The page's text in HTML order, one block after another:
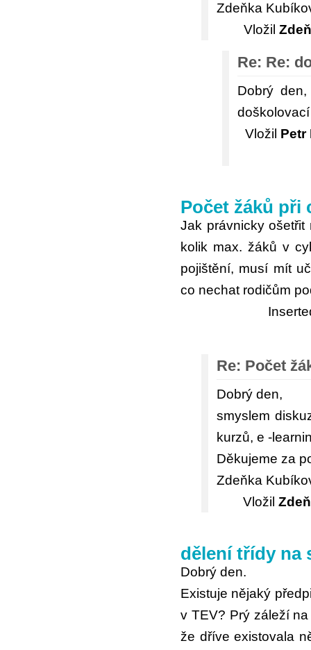
Zdeňka
Vložil
Re: Re:
Dobrý
Vložil Petr
Počet žáků při
Jak právnicky
kolik max. žáků v
pojištění, musí mít
co nechat rodičům
Re: Počet
Dobrý den,
smyslem
kurzů, e -
Děkujeme za
Zdeňka
Vložil
dělení třídy na
Dobrý den.
Existuje nějaký
v TEV? Prý záleží
že dříve existovala